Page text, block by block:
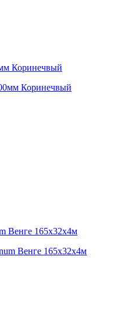
Коринечвый
Венге 165х32х4м